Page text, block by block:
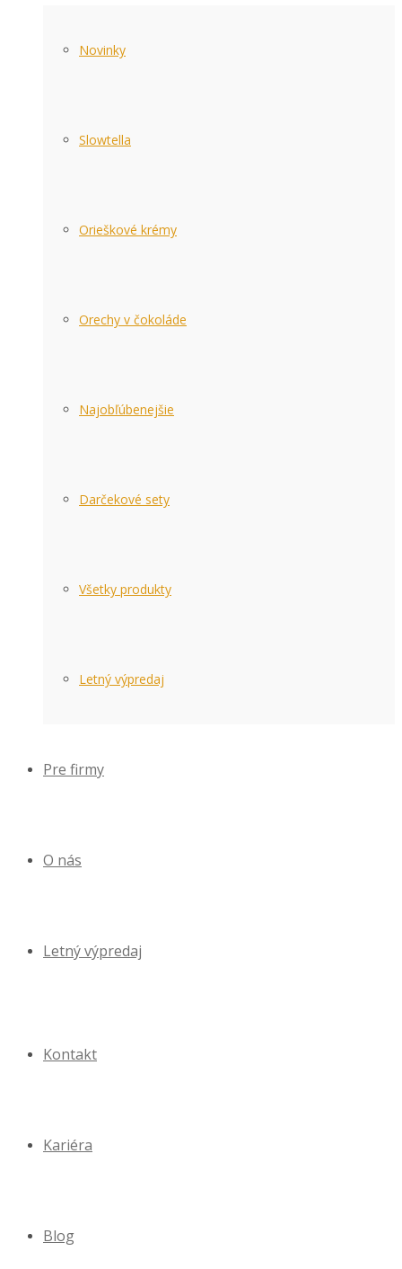
Novinky
Slowtella
Orieškové krémy
Orechy v čokoláde
Najobľúbenejšie
Darčekové sety
Všetky produkty
Letný výpredaj
Pre firmy
O nás
Letný výpredaj
Kontakt
Kariéra
Blog